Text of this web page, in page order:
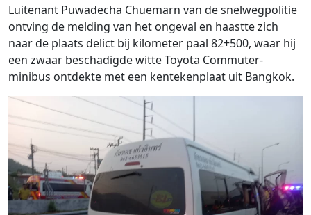
Luitenant Puwadecha Chuemarn van de snelwegpolitie
ontving de melding van het ongeval en haastte zich
naar de plaats delict bij kilometer paal 82+500, waar hij
een zwaar beschadigde witte Toyota Commuter-
minibus ontdekte met een kentekenplaat uit Bangkok.